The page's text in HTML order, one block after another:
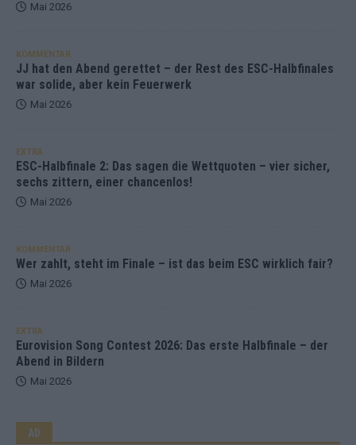
Mai 2026
KOMMENTAR
JJ hat den Abend gerettet – der Rest des ESC-Halbfinales
war solide, aber kein Feuerwerk
Mai 2026
EXTRA
ESC-Halbfinale 2: Das sagen die Wettquoten – vier sicher,
sechs zittern, einer chancenlos!
Mai 2026
KOMMENTAR
Wer zahlt, steht im Finale – ist das beim ESC wirklich fair?
Mai 2026
EXTRA
Eurovision Song Contest 2026: Das erste Halbfinale – der
Abend in Bildern
Mai 2026
AD